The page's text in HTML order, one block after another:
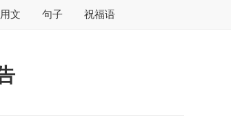
文 句子 祝福语